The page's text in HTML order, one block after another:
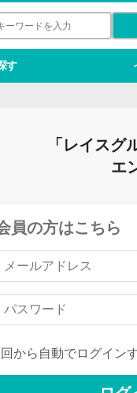
す
「レイス
エ
員の方はこちら
から自動でログイン